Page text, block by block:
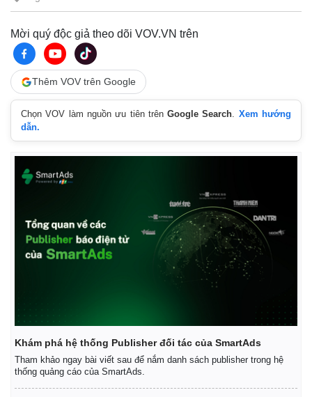
Mời quý độc giả theo dõi VOV.VN trên
Thêm VOV trên Google
Chọn VOV làm nguồn ưu tiên trênGoogle Search. Xem hướng
dẫn.
Khám phá hệ thống Publisher đối tác của SmartAds
Tham khảo ngay bài viết sau để nắm danh sách publisher trong hệ
thống quảng cáo của SmartAds.